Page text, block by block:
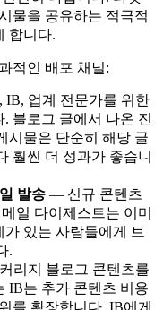
물을 공유하는 적극적
합니다.
적인 배포 채널:
IB, 업계 전문가를 위한
블로그 글에서 나온 진
시물은 단순히 해당 글
훨씬 더 성과가 좋습니
발송 — 신규 콘텐츠
일 다이제스트는 이미
있는 사람들에게 브
.
리지 블로그 콘텐츠를
IB는 추가 콘텐츠 비용